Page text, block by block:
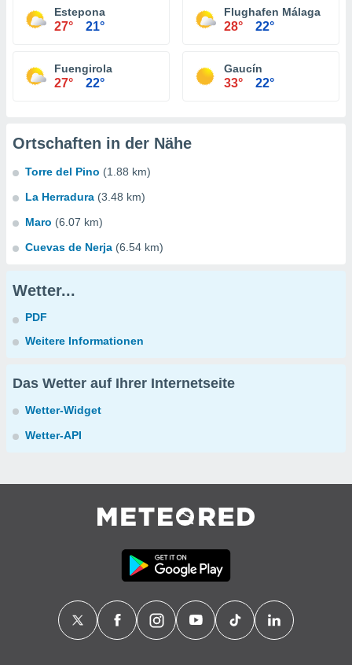
Estepona
27° 21°
Flughafen Málaga
28° 22°
Fuengirola
27° 22°
Gaucín
33° 22°
Ortschaften in der Nähe
Torre del Pino (1.88 km)
La Herradura (3.48 km)
Maro (6.07 km)
Cuevas de Nerja (6.54 km)
Wetter...
PDF
Weitere Informationen
Das Wetter auf Ihrer Internetseite
Wetter-Widget
Wetter-API